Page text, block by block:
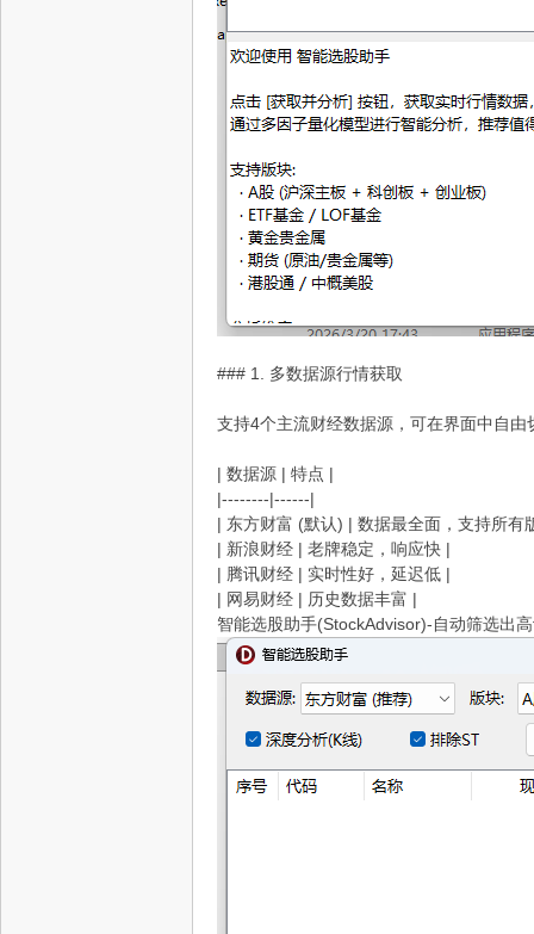
### 1. 多数据源行情获取
支持4个主流财经数据源，可在界面中自由
| 数据源 | 特点 |
|--------|------|
| 东方财富 (默认) | 数据最全面，支持所有
| 新浪财经 | 老牌稳定，响应快 |
| 腾讯财经 | 实时性好，延迟低 |
| 网易财经 | 历史数据丰富 |
智能选股助手(StockAdvisor)-自动筛选出